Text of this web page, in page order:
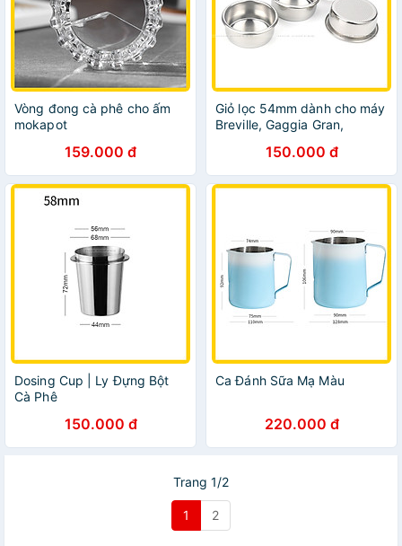
Vòng đong cà phê cho ấm
mokapot
159.000 đ
Giỏ lọc 54mm dành cho máy
Breville, Gaggia Gran,
Basket 54mm150.000 đ
Dosing Cup | Ly Đựng Bột
Cà Phê
150.000 đ
Ca Đánh Sữa Mạ Màu
220.000 đ
Trang 1/2
1 2